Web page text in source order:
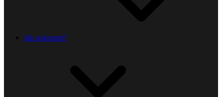
Jak nakoupit?